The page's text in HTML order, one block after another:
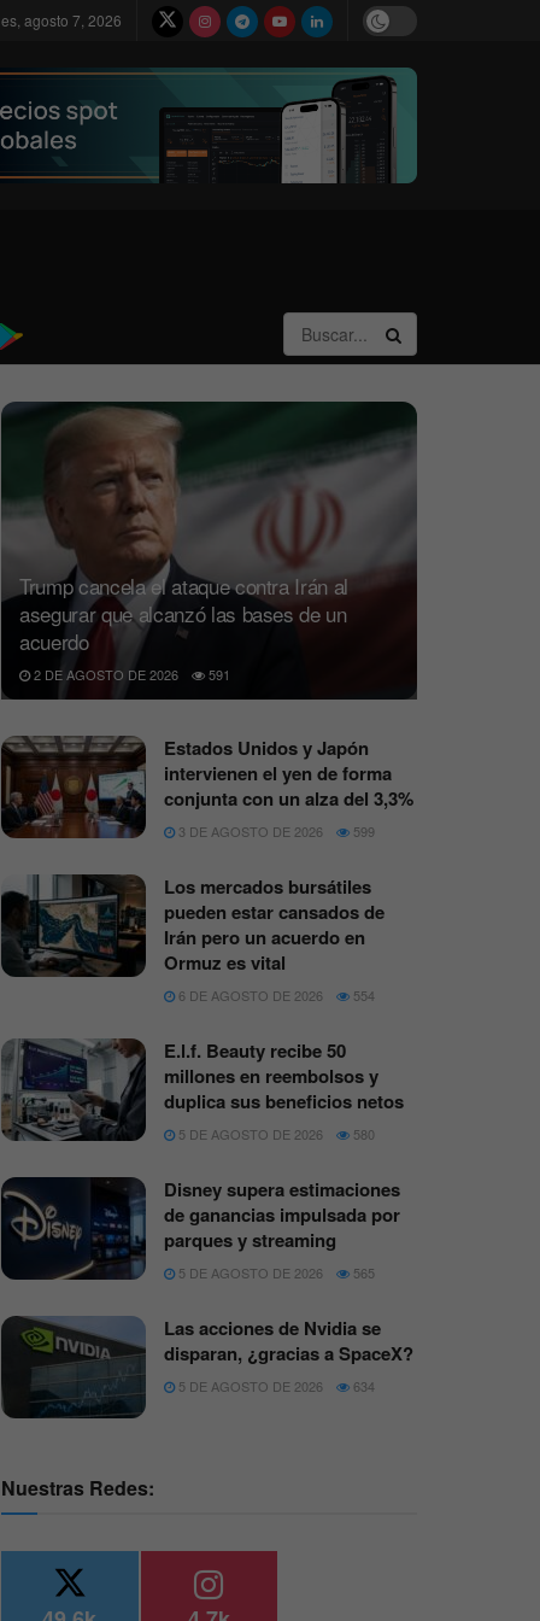
agosto 7, 2026
Trump cancela el ataque contra Irán al
asegurar que alcanzó las bases de un
acuerdo
2 DE AGOSTO DE 2026 591
Estados Unidos y Japón
intervienen el yen de forma
conjunta con un alza del 3,3%
3 DE AGOSTO DE 2026 599
Los mercados bursátiles
pueden estar cansados de
Irán pero un acuerdo en
Ormuz es vital
6 DE AGOSTO DE 2026 554
E.l.f. Beauty recibe 50
millones en reembolsos y
duplica sus beneficios netos
5 DE AGOSTO DE 2026 580
Disney supera estimaciones
de ganancias impulsada por
parques y streaming
5 DE AGOSTO DE 2026 565
Las acciones de Nvidia se
disparan, ¿gracias a SpaceX?
5 DE AGOSTO DE 2026 634
Nuestras Redes: